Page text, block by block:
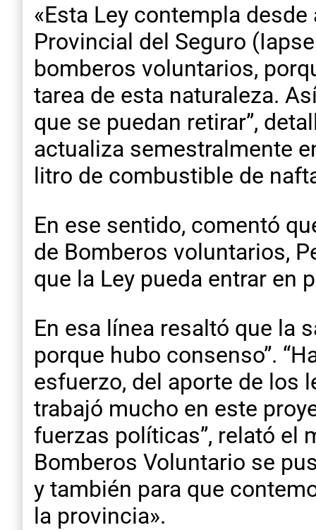
«Esta Ley contempla
Provincial del Seguro
bomberos voluntarios,
tarea de esta naturaleza.
que se puedan retirar”,
actualiza semestralmente
litro de combustible de
En ese sentido, comentó
de Bomberos voluntarios,
que la Ley pueda entrar en
En esa línea resaltó que la
porque hubo consenso”.
esfuerzo, del aporte de los
trabajó mucho en este
fuerzas políticas”, relató el
Bomberos Voluntario se
y también para que
la provincia».